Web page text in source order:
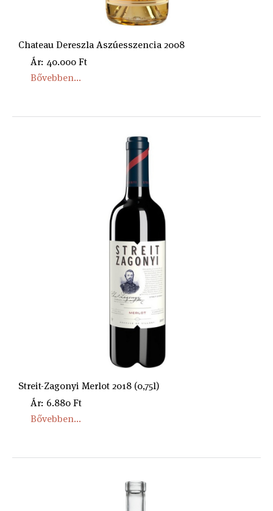
Chateau Dereszla Aszúesszencia 2008
Ár: 40.000 Ft
Bővebben...
Streit-Zagonyi Merlot 2018 (0,75l)
Ár: 6.880 Ft
Bővebben...